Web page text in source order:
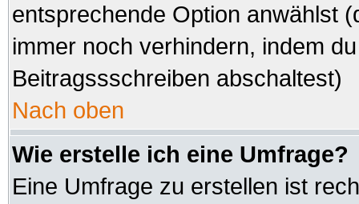
entsprechende Option anwählst
immer noch verhindern, indem
Beitragssschreiben abschaltest)
Nach oben
Wie erstelle ich eine Umfrage?
Eine Umfrage zu erstellen ist